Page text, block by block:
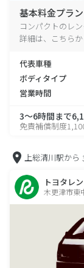
基本料金プラン
コンパクトのレ
詳細は、こちらか
代表車種
ボディタイプ
営業時間
3～6時間まで
免責補償制度
上総清川駅から
トヨタレ
木更津市東